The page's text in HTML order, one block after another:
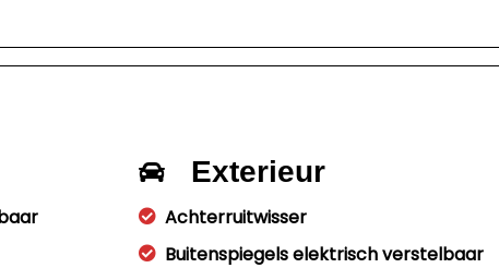
Exterieur
Achterruitwisser
Buitenspiegels elektrisch verstelbaar